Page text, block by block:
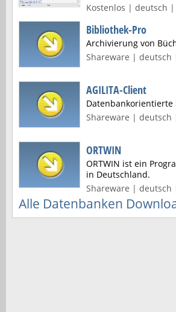
Kostenlos | deutsch |
Bibliothek-Pro
Archivierung von
Shareware | deutsch
AGILITA-Client
Shareware | deutsch
ORTWIN
ORTWIN ist ein
in Deutschland.
Shareware | deutsch
Alle Datenbanken